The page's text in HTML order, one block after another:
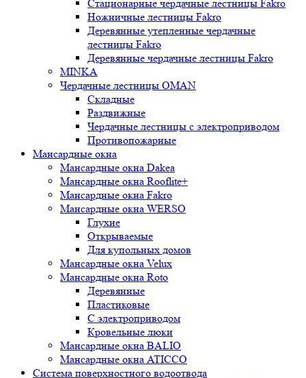
Стационарные чердачные лестницы Fakro
Ножничные лестницы Fakro
Деревянные утепленные чердачные
лестницы Fakro
Деревянные чердачные лестницы Fakro
MINKA
Чердачные лестницы OMAN
Складные
Раздвижные
Чердачные лестницы с электроприводом
Противопожарные
Мансардные окна
Мансардные окна Dakea
Мансардные окна Rooflite+
Мансардные окна Fakro
Мансардные окна WERSO
Глухие
Открываемые
Для купольных домов
Мансардные окна Velux
Мансардные окна Roto
Деревянные
Пластиковые
С электроприводом
Кровельные люки
Мансардные окна BALIO
Мансардные окна ATICCO
Система поверхностного водоотвода